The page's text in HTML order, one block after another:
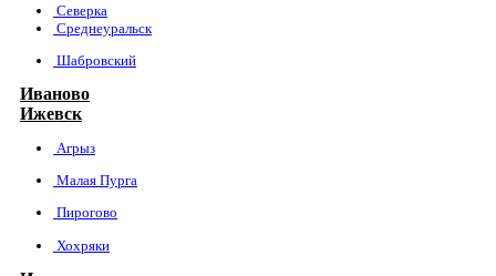
Северка
Среднеуральск
Шабровский
Иваново
Ижевск
Агрыз
Малая Пурга
Пирогово
Хохряки